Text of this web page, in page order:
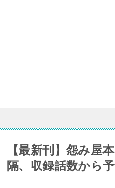
【最新刊】怨み屋
隔、収録話数から